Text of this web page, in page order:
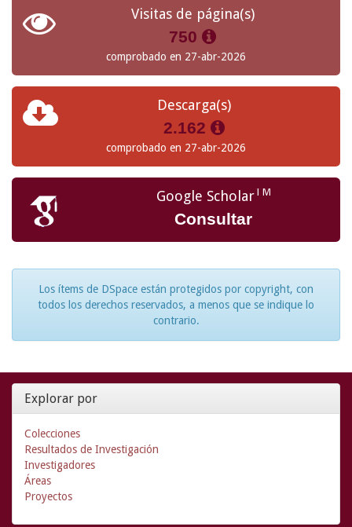
Visitas de página(s)
750
comprobado en 27-abr-2026
Descarga(s)
2.162
comprobado en 27-abr-2026
Google ScholarTM
Consultar
Los ítems de DSpace están protegidos por copyright, con
todos los derechos reservados, a menos que se indique lo
contrario.
Explorar por
Colecciones
Resultados de Investigación
Investigadores
Áreas
Proyectos